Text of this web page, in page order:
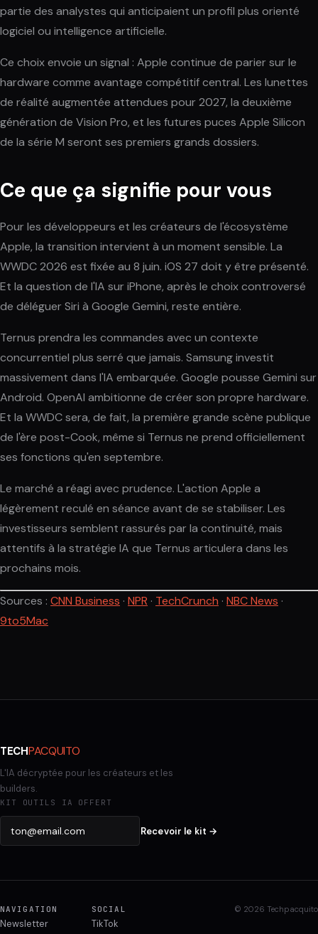
partie des analystes qui anticipaient un profil plus orienté
logiciel ou intelligence artificielle.
Ce choix envoie un signal : Apple continue de parier sur le
hardware comme avantage compétitif central. Les lunettes
de réalité augmentée attendues pour 2027, la deuxième
génération de Vision Pro, et les futures puces Apple Silicon
de la série M seront ses premiers grands dossiers.
Ce que ça signifie pour vous
Pour les développeurs et les créateurs de l'écosystème
Apple, la transition intervient à un moment sensible. La
WWDC 2026 est fixée au 8 juin. iOS 27 doit y être présenté.
Et la question de l'IA sur iPhone, après le choix controversé
de déléguer Siri à Google Gemini, reste entière.
Ternus prendra les commandes avec un contexte
concurrentiel plus serré que jamais. Samsung investit
massivement dans l'IA embarquée. Google pousse Gemini sur
Android. OpenAI ambitionne de créer son propre hardware.
Et la WWDC sera, de fait, la première grande scène publique
de l'ère post-Cook, même si Ternus ne prend officiellement
ses fonctions qu'en septembre.
Le marché a réagi avec prudence. L'action Apple a
légèrement reculé en séance avant de se stabiliser. Les
investisseurs semblent rassurés par la continuité, mais
attentifs à la stratégie IA que Ternus articulera dans les
prochains mois.
Sources : CNN Business · NPR · TechCrunch · NBC News ·
9to5Mac
TECHPACQUITO
L'IA décryptée pour les créateurs et les
builders.
KIT OUTILS IA OFFERT
Recevoir le kit →
NAVIGATION
Newsletter
SOCIAL
TikTok
© 2026 Techpacquito